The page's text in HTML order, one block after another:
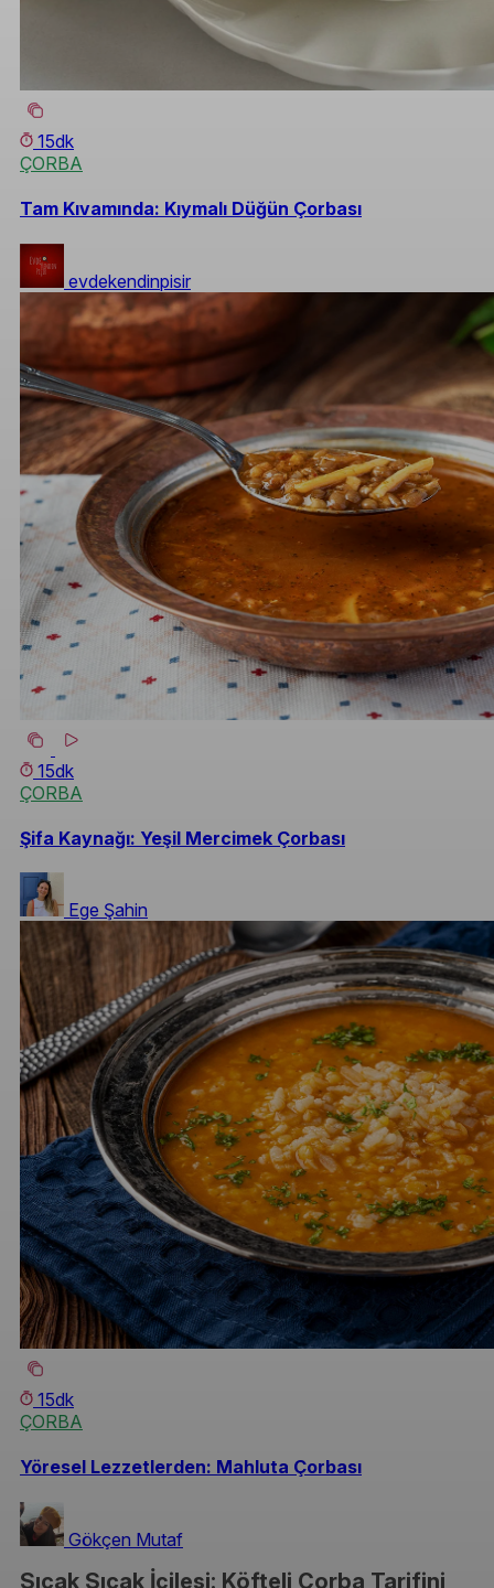
15dk
ÇORBA
Tam Kıvamında: Kıymalı Düğün Çorbası
evdekendinpisir
15dk
ÇORBA
Şifa Kaynağı: Yeşil Mercimek Çorbası
Ege Şahin
15dk
ÇORBA
Yöresel Lezzetlerden: Mahluta Çorbası
Gökçen Mutaf
Sıcak Sıcak İçilesi: Köfteli Çorba Tarifini